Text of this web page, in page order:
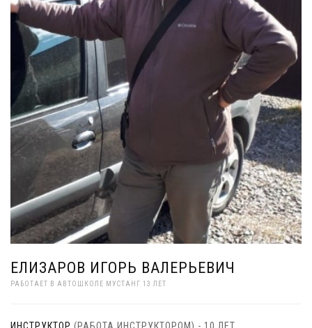
ЕЛИЗАРОВ ИГОРЬ ВАЛЕРЬЕВИЧ
РАБОТАЕТ В АВТОШКОЛЕ МУСТАНГ 13 ЛЕТ